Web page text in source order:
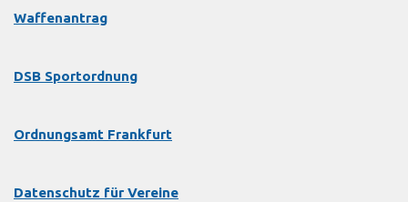
Waffenantrag
DSB Sportordnung
Ordnungsamt Frankfurt
Datenschutz für Vereine